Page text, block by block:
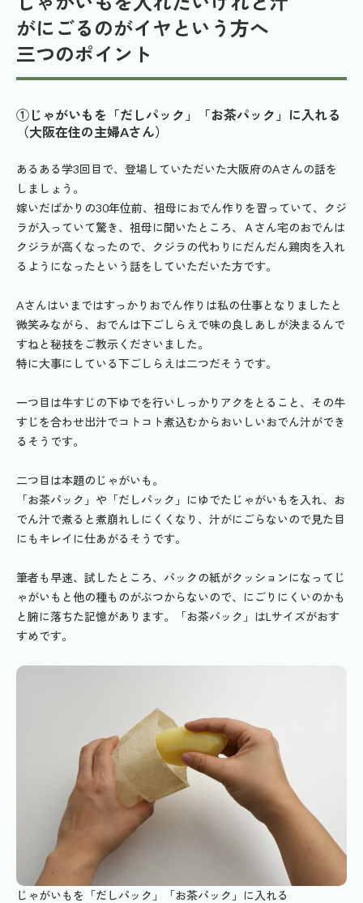
がにごるのがイヤという方へ
三つのポイント
①じゃがいもを「だしパック」「お茶パック」に入れる
（大阪在住の主婦Aさん）
あるある学3回目で、登場していただいた大阪府のAさんの話を
しましょう。
嫁いだばかりの30年位前、祖母におでん作りを習っていて、クジ
ラが入っていて驚き、祖母に聞いたところ、Ａさん宅のおでんは
クジラが高くなったので、クジラの代わりにだんだん鶏肉を入れ
るようになったという話をしていただいた方です。
Aさんはいまではすっかりおでん作りは私の仕事となりましたと
微笑みながら、おでんは下ごしらえで味の良しあしが決まるんで
すねと秘技をご教示くださいました。
特に大事にしている下ごしらえは二つだそうです。
一つ目は牛すじの下ゆでを行いしっかりアクをとること、その牛
すじを合わせ出汁でコトコト煮込むからおいしいおでん汁ができ
るそうです。
二つ目は本題のじゃがいも。
「お茶パック」や「だしパック」にゆでたじゃがいもを入れ、お
でん汁で煮ると煮崩れしにくくなり、汁がにごらないので見た目
にもキレイに仕あがるそうです。
筆者も早速、試したところ、パックの紙がクッションになってじ
ゃがいもと他の種ものがぶつからないので、にごりにくいのかも
と腑に落ちた記憶があります。「お茶パック」はLサイズがおす
すめです。
じゃがいもを「だしパック」「お茶パック」に入れる